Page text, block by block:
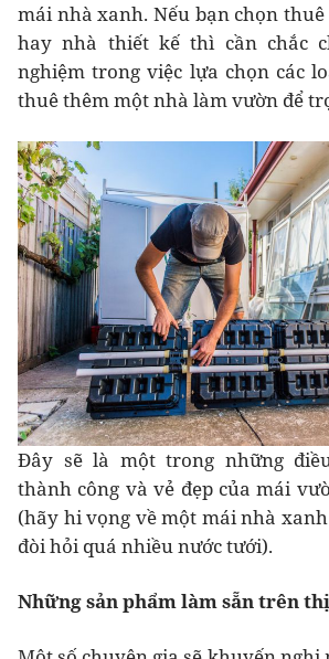
mái nhà xanh. Nếu bạn chọn
hay nhà thiết kế thì cần chắc
nghiệm trong việc lựa chọn các
thuê thêm một nhà làm vườn để
Đây sẽ là một trong những
thành công và vẻ đẹp của mái
(hãy hi vọng về một mái nhà
đòi hỏi quá nhiều nước tưới).
Những sản phẩm làm sẵn trên